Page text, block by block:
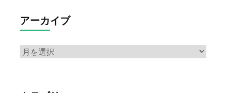
アーカイブ
ア